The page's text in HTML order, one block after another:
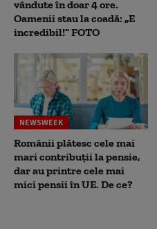
vândute în doar 4 ore.
Oamenii stau la coadă: „E
incredibil!” FOTO
NEWSWEEK
Românii plătesc cele mai
mari contribuții la pensie,
dar au printre cele mai
mici pensii în UE. De ce?